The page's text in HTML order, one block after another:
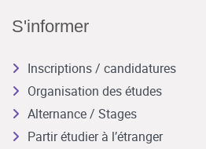
S'informer
Inscriptions / candidatures
Organisation des études
Alternance / Stages
Partir étudier à l’étranger